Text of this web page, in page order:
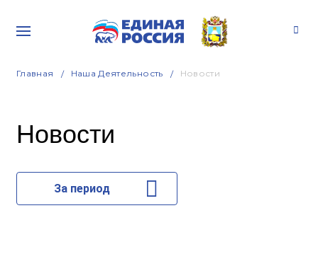
Главная Наша Деятельность Новости
Новости
За период